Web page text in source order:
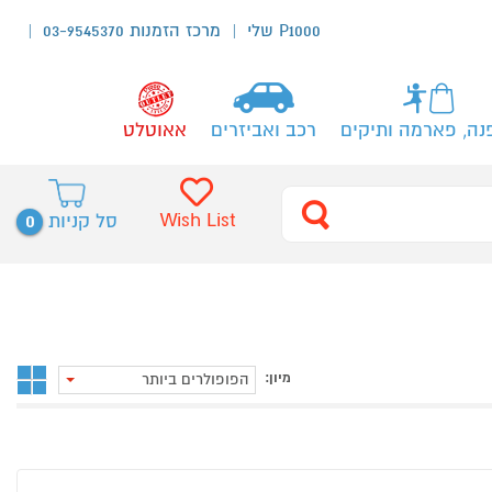
P1000 שלי מרכז הזמנות 03-9545370
פארמה ותיקים רכב ואביזרים אאוטלט
סל קניות 0 Wish List
מיון: הפופולרים ביותר